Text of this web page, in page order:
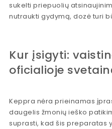
sukelti priepuolių
nutraukti gydymą, dozė turi
Kur įsigyti:
oficialioje
Keppra nėra prieinamas
daugelis žmonių ieško
suprasti, kad šis preparatas